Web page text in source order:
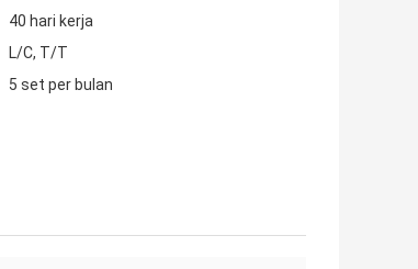
40 hari kerja
L/C, T/T
5 set per bulan